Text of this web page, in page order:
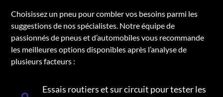
Choisissez un pneu pour combler vos besoins parmi les
suggestions de nos spécialistes. Notre équipe de
passionnés de pneus et d’automobiles vous recommande
les meilleures options disponibles après l’analyse de
plusieurs facteurs :
Essais routiers et sur circuit pour tester les